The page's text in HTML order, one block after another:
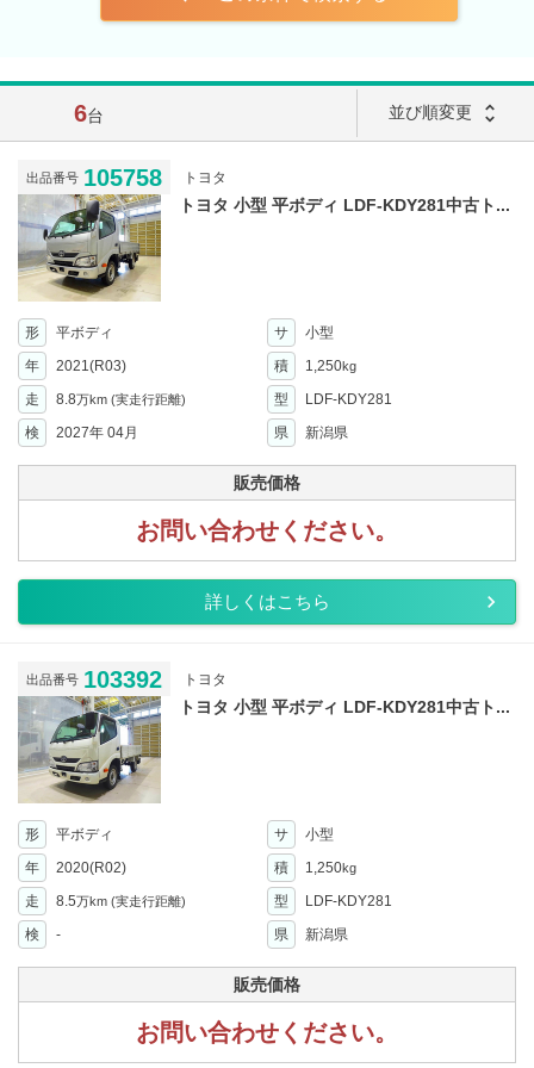
6台 並び順変更 unfold_more
出品番号 105758 トヨタ
トヨタ 小型 平ボディ LDF-KDY281中古ト...
形 平ボディ サ
小型
年
2021(R03) 積 1,250kg
走 8.8万km (実走行距離) 型
LDF-KDY281
検
2027年 04月 県 新潟県
販売価格
お問い合わせください。
詳しくはこちら
出品番号 103392 トヨタ
トヨタ 小型 平ボディ LDF-KDY281中古ト...
形 平ボディ サ
小型
年
2020(R02) 積 1,250kg
走 8.5万km (実走行距離) 型
LDF-KDY281
検
- 県 新潟県
販売価格
お問い合わせください。